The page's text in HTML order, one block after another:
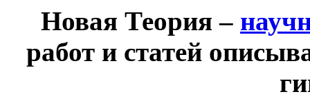
Новая Теория –
работ и статей